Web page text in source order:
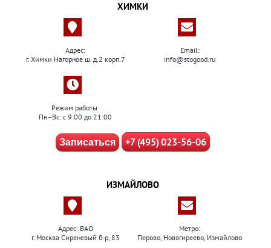
ХИМКИ
Адрес:
г. Химки Нагорное ш. д.2 корп.7
Email:
info@stogood.ru
Режим работы:
Пн–Вс: с 9:00 до 21:00
Записаться +7 (495) 023-56-06
ИЗМАЙЛОВО
Адрес: ВАО
г. Москва Сиреневый б-р, 83
Метро:
Перово, Новогиреево, Измайлово